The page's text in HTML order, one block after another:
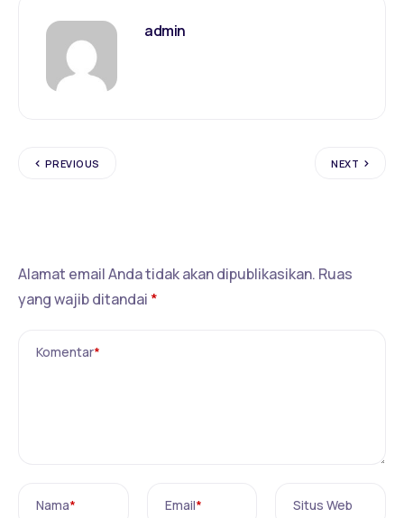
admin
PREVIOUS NEXT
Alamat email Anda tidak akan dipublikasikan. Ruas
yang wajib ditandai *
Komentar*
Nama* Email* Situs Web